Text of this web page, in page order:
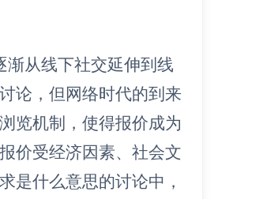
渐从线下社交延伸到线
论，但网络时代的到来
览机制，使得报价成为
价受经济因素、社会文
是什么意思的讨论中，